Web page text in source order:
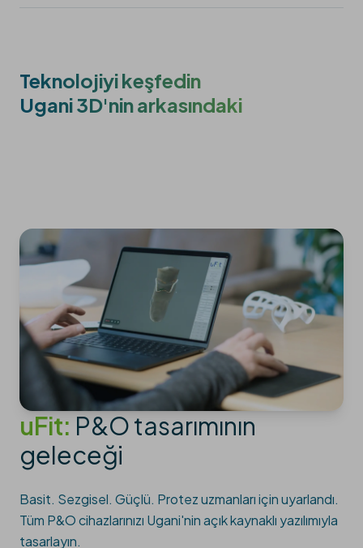
Teknolojiyi keşfedin
Ugani 3D'nin arkasındaki
uFit: P&O tasarımının
geleceği
Basit. Sezgisel. Güçlü. Protez uzmanları için uyarlandı.
Tüm P&O cihazlarınızı Ugani'nin açık kaynaklı yazılımıyla
tasarlayın.